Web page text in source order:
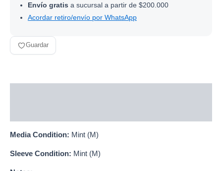
Envío gratis a sucursal a partir de $200.000
Acordar retiro/envío por WhatsApp
Guardar
Media Condition: Mint (M)
Sleeve Condition: Mint (M)